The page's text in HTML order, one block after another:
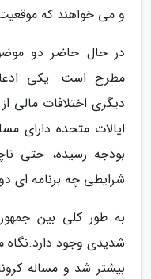
و می خواهند که موقعیت
در حال حاضر دو
مطرح است. یکی
دیگری اختلافات مالی
ایالات متحده دارای
بودجه رسیده، حتی
شرایطی چه برنامه ای
به طور کلی بین
شدیدی وجود
بیشتر شد و مساله